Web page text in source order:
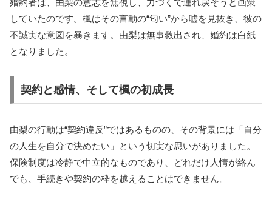
婚約者は、由梨の意志を無視し、力づくで連れ戻そうと画策
していたのです。楓はその言動の“匂い”から嘘を見抜き、彼の
不誠実な意図を暴きます。由梨は無事救出され、婚約は白紙
となりました。
契約と感情、そして楓の初成長
由梨の行動は“契約違反”ではあるものの、その背景には「自分
の人生を自分で決めたい」という切実な思いがありました。
保険制度は冷静で中立的なものであり、どれだけ人情が絡ん
でも、手続きや契約の枠を越えることはできません。